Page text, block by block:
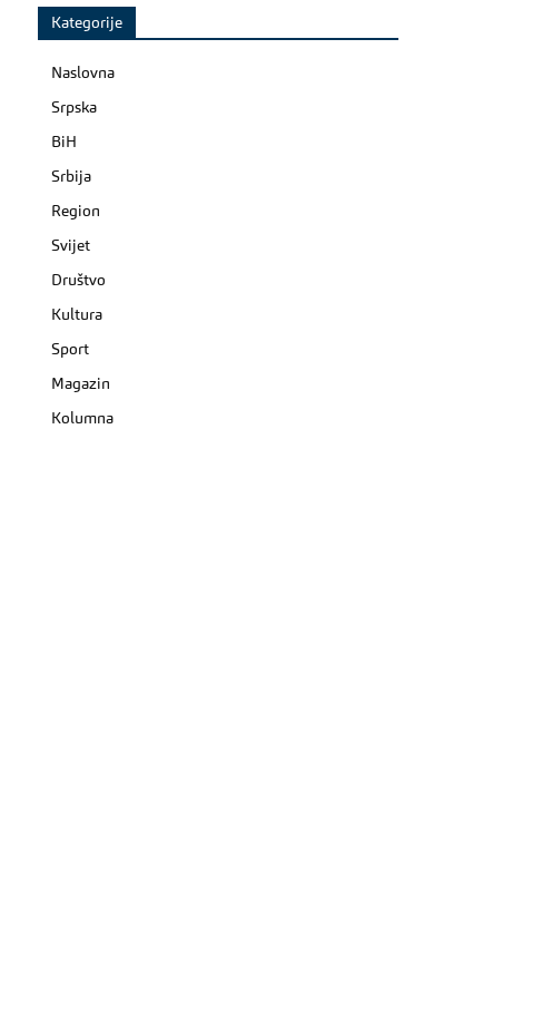
Kategorije
Naslovna
Srpska
BiH
Srbija
Region
Svijet
Društvo
Kultura
Sport
Magazin
Kolumna